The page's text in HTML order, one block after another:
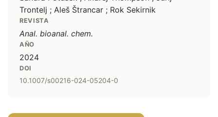
Trontelj ; Aleš Štrancar ; Rok Sekirnik
REVISTA
Anal. bioanal. chem.
AÑO
2024
DOI
10.1007/s00216-024-05204-0